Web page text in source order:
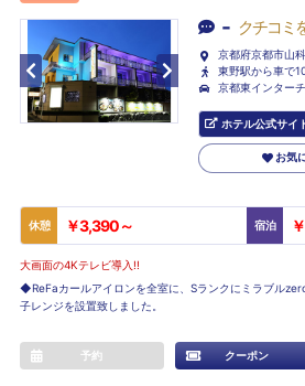
- クチコミ
京都府京都市山
東野駅から車で
京都東インター
ホテル公式サイ
お気
休憩 ￥3,390～ 宿泊
大画面の4Kテレビ導入!!
◆ReFaカールアイロンを全室に、Sランクにミラブル
子レンジを設置致しました。
予約 クーポン